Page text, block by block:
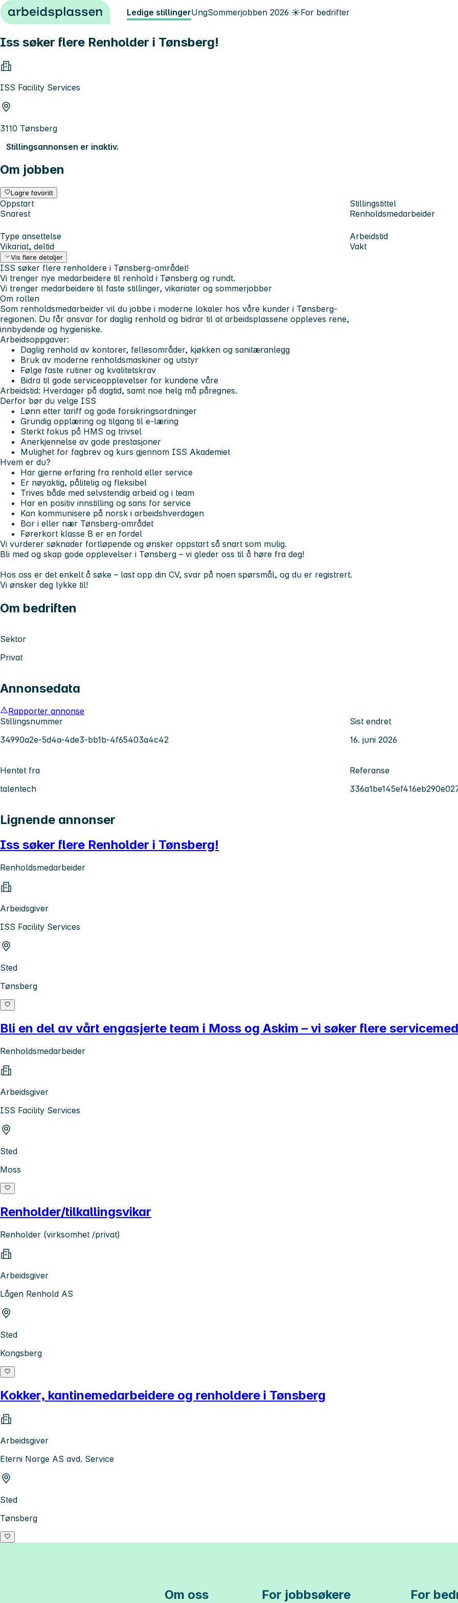
Hopp til innhold Ledige stillingerUngSommerjobben 2026 ☀️For bedrifter
Iss søker flere Renholder i Tønsberg!
ISS Facility Services
3110 Tønsberg
Stillingsannonsen er inaktiv.
Om jobben
Lagre favoritt
Oppstart
Snarest
Stillingstittel
Renholdsmedarbeider
Type ansettelse
Vikariat, deltid
Arbeidstid
Vakt
Vis flere detaljer
ISS søker flere renholdere i Tønsberg-området!
Vi trenger nye medarbeidere til renhold i Tønsberg og rundt.
Vi trenger medarbeidere til faste stillinger, vikariater og sommerjobber
Om rollen
Som renholdsmedarbeider vil du jobbe i moderne lokaler hos våre kunder i Tønsberg-
regionen. Du får ansvar for daglig renhold og bidrar til at arbeidsplassene oppleves rene,
innbydende og hygieniske.
Arbeidsoppgaver:
Daglig renhold av kontorer, fellesområder, kjøkken og sanitæranlegg
Bruk av moderne renholdsmaskiner og utstyr
Følge faste rutiner og kvalitetskrav
Bidra til gode serviceopplevelser for kundene våre
Arbeidstid: Hverdager på dagtid, samt noe helg må påregnes.
Derfor bør du velge ISS
Lønn etter tariff og gode forsikringsordninger
Grundig opplæring og tilgang til e-læring
Sterkt fokus på HMS og trivsel
Anerkjennelse av gode prestasjoner
Mulighet for fagbrev og kurs gjennom ISS Akademiet
Hvem er du?
Har gjerne erfaring fra renhold eller service
Er nøyaktig, pålitelig og fleksibel
Trives både med selvstendig arbeid og i team
Har en positiv innstilling og sans for service
Kan kommunisere på norsk i arbeidshverdagen
Bor i eller nær Tønsberg-området
Førerkort klasse B er en fordel
Vi vurderer søknader fortløpende og ønsker oppstart så snart som mulig.
Bli med og skap gode opplevelser i Tønsberg – vi gleder oss til å høre fra deg!
Hos oss er det enkelt å søke – last opp din CV, svar på noen spørsmål, og du er registrert.
Vi ønsker deg lykke til!
Om bedriften
Sektor
Privat
Annonsedata
Rapporter annonse
Stillingsnummer
34990a2e-5d4a-4de3-bb1b-4f65403a4c42
Sist endret
16. juni 2026
Hentet fra
talentech
Referanse
Lignende annonser
Iss søker flere Renholder i Tønsberg!
Renholdsmedarbeider
Arbeidsgiver
ISS Facility Services
Sted
Tønsberg
Bli en del av vårt engasjerte team i Moss og Askim – vi søker flere
Renholdsmedarbeider
Arbeidsgiver
ISS Facility Services
Sted
Moss
Renholder/tilkallingsvikar
Renholder (virksomhet /privat)
Arbeidsgiver
Lågen Renhold AS
Sted
Kongsberg
Kokker, kantinemedarbeidere og renholdere i Tønsberg
Arbeidsgiver
Eterni Norge AS avd. Service
Sted
Tønsberg
Om oss For jobbsøkere For